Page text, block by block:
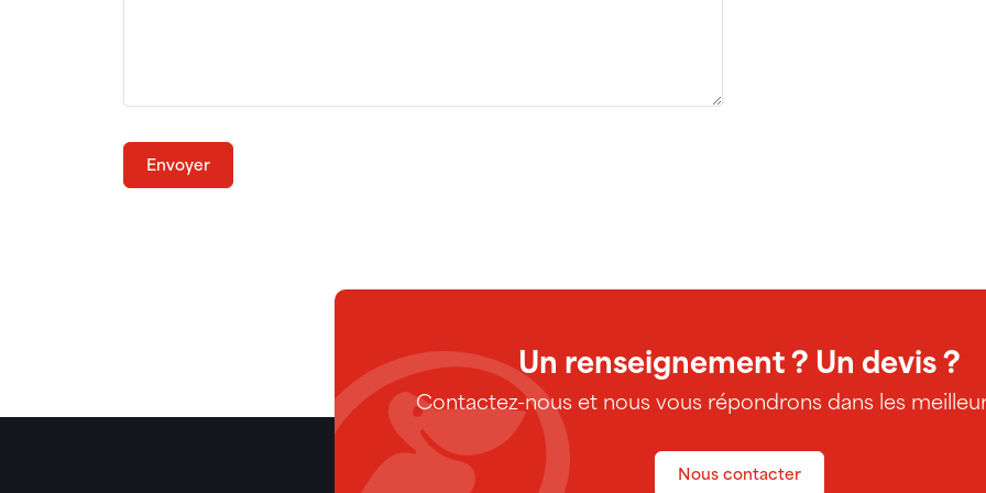
Envoyer
Un renseignement ? Un devis ?
Contactez-nous et nous vous répondrons dans les
Nous contacter